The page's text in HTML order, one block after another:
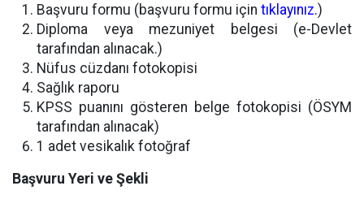
Başvuru formu (başvuru formu için tıklayınız.)
Diploma veya mezuniyet belgesi (e-Devlet
tarafından alınacak.)
Nüfus cüzdanı fotokopisi
Sağlık raporu
KPSS puanını gösteren belge fotokopisi (ÖSYM
tarafından alınacak)
1 adet vesikalık fotoğraf
Başvuru Yeri ve Şekli